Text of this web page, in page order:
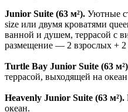
Junior Suite (63 м²). Уютные
size или двумя кроватями
ванной и душем, террасой с
размещение — 2 взрослых + 2
Turtle Bay Junior Suite (63
террасой, выходящей на океан
Heavenly Junior Suite (63 м²).
океан.